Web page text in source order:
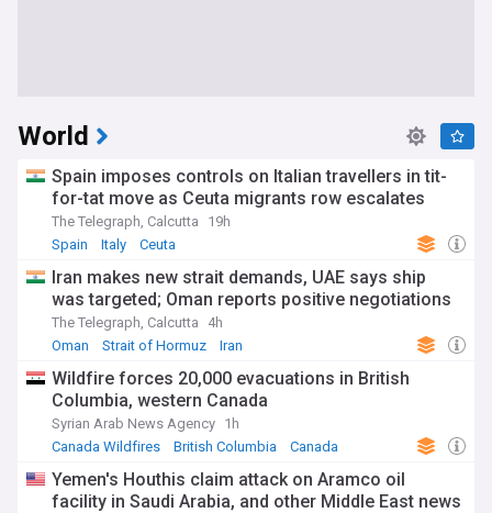
World
Spain imposes controls on Italian travellers in tit-
for-tat move as Ceuta migrants row escalates
The Telegraph, Calcutta
19h
Spain
Italy Ceuta
Iran makes new strait demands, UAE says ship
was targeted; Oman reports positive negotiations
The Telegraph, Calcutta
4h
Oman
Strait of Hormuz Iran
Wildfire forces 20,000 evacuations in British
Columbia, western Canada
Syrian Arab News Agency 1h
Canada Wildfires
British Columbia Canada
Yemen's Houthis claim attack on Aramco oil
facility in Saudi Arabia, and other Middle East news